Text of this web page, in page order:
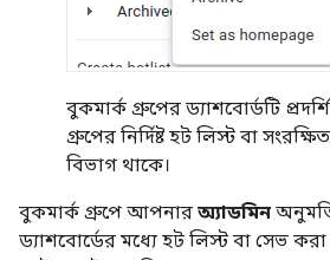
বুকমার্ক গ্রুপের ড্যাশবোর্ডটি
গ্রুপের নির্দিষ্ট হট লিস্ট বা
বিভাগ থাকে।
বুকমার্ক গ্রুপে আপনার অ্যাডমিন
ড্যাশবোর্ডের মধ্যে হট লিস্ট বা সেভ করা